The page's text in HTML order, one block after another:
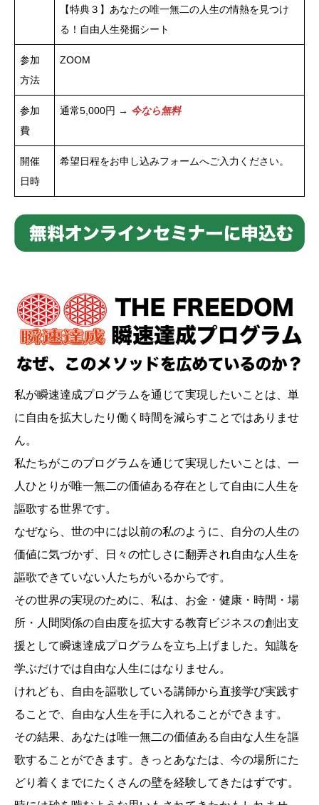
【特典３】あなたの唯一無二の人生の情熱を見つけ
る！自由人生発掘シート
参加
方法
ZOOM
参加
費
通常5,000円 → 今なら無料
開催
日時
希望日程をお申し込みフォームへご入力ください。
私が瞬速達成プログラムを通じて実現したいことは、単
に自由を拡大したり働く時間を減らすことではありませ
ん。
私たちがこのプログラムを通じて実現したいことは、一
人ひとりが唯一無二の価値ある存在として自由に人生を
謳歌する世界です。
なぜなら、世の中には以前の私のように、自分の人生の
価値に気づかず、日々の忙しさに翻弄され自由な人生を
謳歌できていない人たちがいるからです。
その世界の実現のために、私は、お金・健康・時間・場
所・人間関係の自由度を拡大する教育ビジネスの創出支
援として瞬速達成プログラムを立ち上げました。知識を
学ぶだけでは自由な人生にはなりません。
けれども、自由を謳歌している講師から直接学び実践す
ることで、自由な人生を手に入れることができます。
その結果、あなたは唯一無二の価値ある自由な人生を謳
歌することができます。きっとあなたは、今の場所にた
どり着くまでにたくさんの壁を経験してきたはずです。